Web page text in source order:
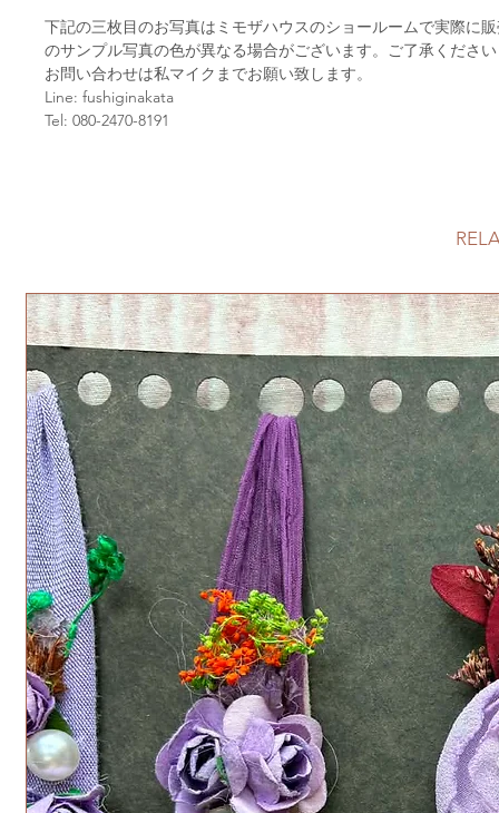
下記の三枚目のお写真はミモザハウスのショールームで実際
のサンプル写真の色が異なる場合がございます。ご了承くださ
お問い合わせは私マイクまでお願い致します。
Line: fushiginakata
Tel: 080-2470-8191